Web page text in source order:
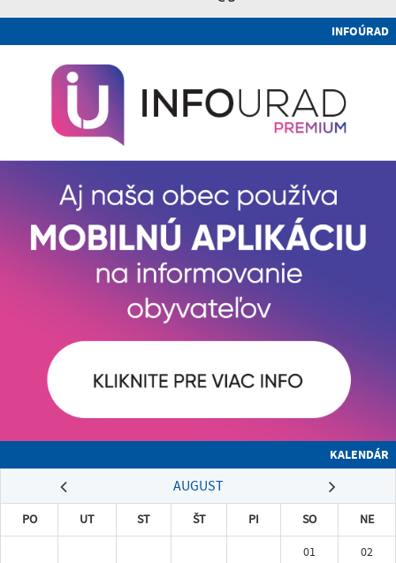
INFOÚRAD
KALENDÁR
AUGUST
PO UT ST ŠT PI SO
NE
01
02